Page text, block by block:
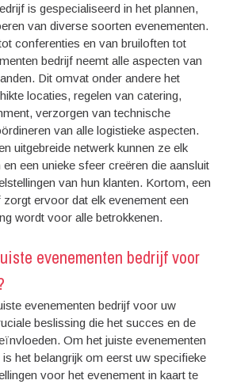
is gespecialiseerd in het plannen,
van diverse soorten evenementen.
conferenties en van bruiloften tot
bedrijf neemt alle aspecten van
Dit omvat onder andere het
locaties, regelen van catering,
verzorgen van technische
van alle logistieke aspecten.
uitgebreide netwerk kunnen ze elk
een unieke sfeer creëren die aansluit
van hun klanten. Kortom, een
ervoor dat elk evenement een
wordt voor alle betrokkenen.
evenementen bedrijf voor
evenementen bedrijf voor uw
beslissing die het succes en de
Om het juiste evenementen
het belangrijk om eerst uw specifieke
voor het evenement in kaart te